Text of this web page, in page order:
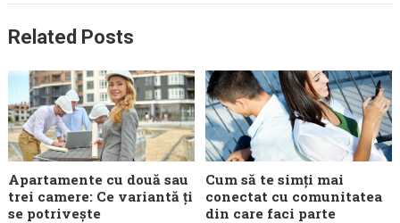
Related Posts
Apartamente cu două sau
trei camere: Ce variantă ți
se potrivește
Cum să te simți mai
conectat cu comunitatea
din care faci parte